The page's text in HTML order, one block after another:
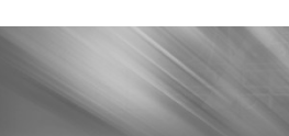
Gedragsverandering
Interne communicatie